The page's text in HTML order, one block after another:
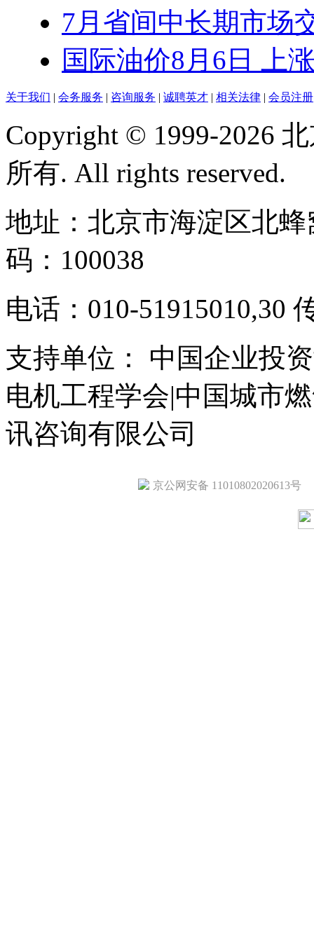
7月省间中长期市场
国际油价8月6日 上
关于我们 | 会务服务 | 咨询服务 | 诚聘英才 | 相关法律 | 会员注册
Copyright © 1999-2026
所有. All rights reserved.
地址：北京市海淀区北
码：100038
电话：010-51915010,30
支持单位： 中国企业投
电机工程学会|中国城市
讯咨询有限公司
京公网安备 11010802020613号